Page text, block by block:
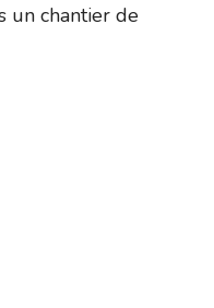
un chantier de